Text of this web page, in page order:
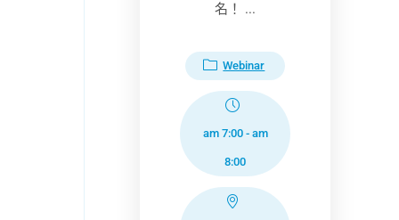
名！ ...
Webinar
am 7:00- am
8:00